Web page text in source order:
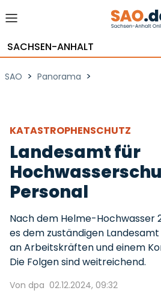
SACHSEN-ANHALT
SAO > Panorama >
KATASTROPHENSCHUTZ
Landesamt für
Personal
Nach dem Helme-Hochwasser
es dem zuständigen
an Arbeitskräften und einem
Die Folgen sind weitreichend.
Von dpa 02.12.2024, 09:32